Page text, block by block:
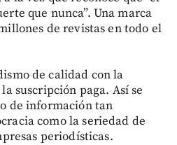
que nunca”. Una marca
de revistas en todo el
de calidad con la
suscripción paga. Así se
de información tan
como la seriedad de
periodísticas.